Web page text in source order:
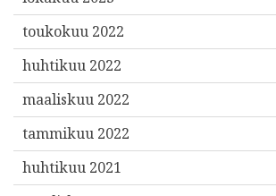
toukokuu 2022
huhtikuu 2022
maaliskuu 2022
tammikuu 2022
huhtikuu 2021